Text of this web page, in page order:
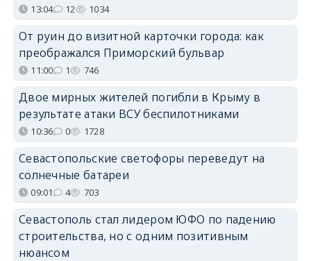
13:04 12 1034
От руин до визитной карточки города: как
преображался Приморский бульвар
11:00 1 746
Двое мирных жителей погибли в Крыму в
результате атаки ВСУ беспилотниками
10:36 0 1728
Севастопольские светофоры переведут на
солнечные батареи
09:01 4 703
Севастополь стал лидером ЮФО по падению
строительства, но с одним позитивным
нюансом